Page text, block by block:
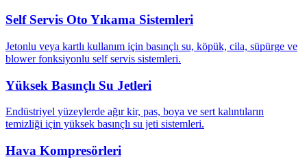
Self Servis Oto Yıkama Sistemleri
Jetonlu veya kartlı kullanım için basınçlı su, köpük, cila, süpürge ve
blower fonksiyonlu self servis sistemleri.
Yüksek Basınçlı Su Jetleri
Endüstriyel yüzeylerde ağır kir, pas, boya ve sert kalıntıların
temizliği için yüksek basınçlı su jeti sistemleri.
Hava Kompresörleri